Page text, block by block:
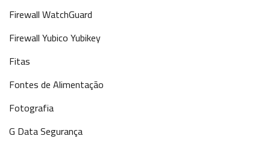
Firewall WatchGuard
Firewall Yubico Yubikey
Fitas
Fontes de Alimentação
Fotografia
G Data Segurança